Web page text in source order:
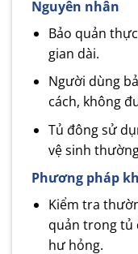
Nguyên nhân
Bảo quản
gian dài.
Người dùng
cách, không
Tủ đông sử
vệ sinh
Phương pháp
Kiểm tra
quản trong tủ
hư hỏng.